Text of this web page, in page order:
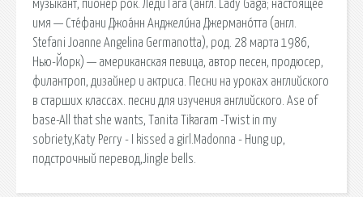
музыкант, пионер рок. Ле́ди Га́га (англ. Lady Gaga; настоящее
имя — Сте́фани Джоа́нн Анджели́на Джермано́тта (англ.
Stefani Joanne Angelina Germanotta), род. 28 марта 1986,
Нью-Йорк) — американская певица, автор песен, продюсер,
филантроп, дизайнер и актриса. Песни на уроках английского
в старших классах. песни для изучения английского. Ase of
base-All that she wants, Тanita Tikaram -Twist in my
sobriety,Katy Perry - I kissed a girl.Madonna - Hung up,
подстрочный перевод,Jingle bells.